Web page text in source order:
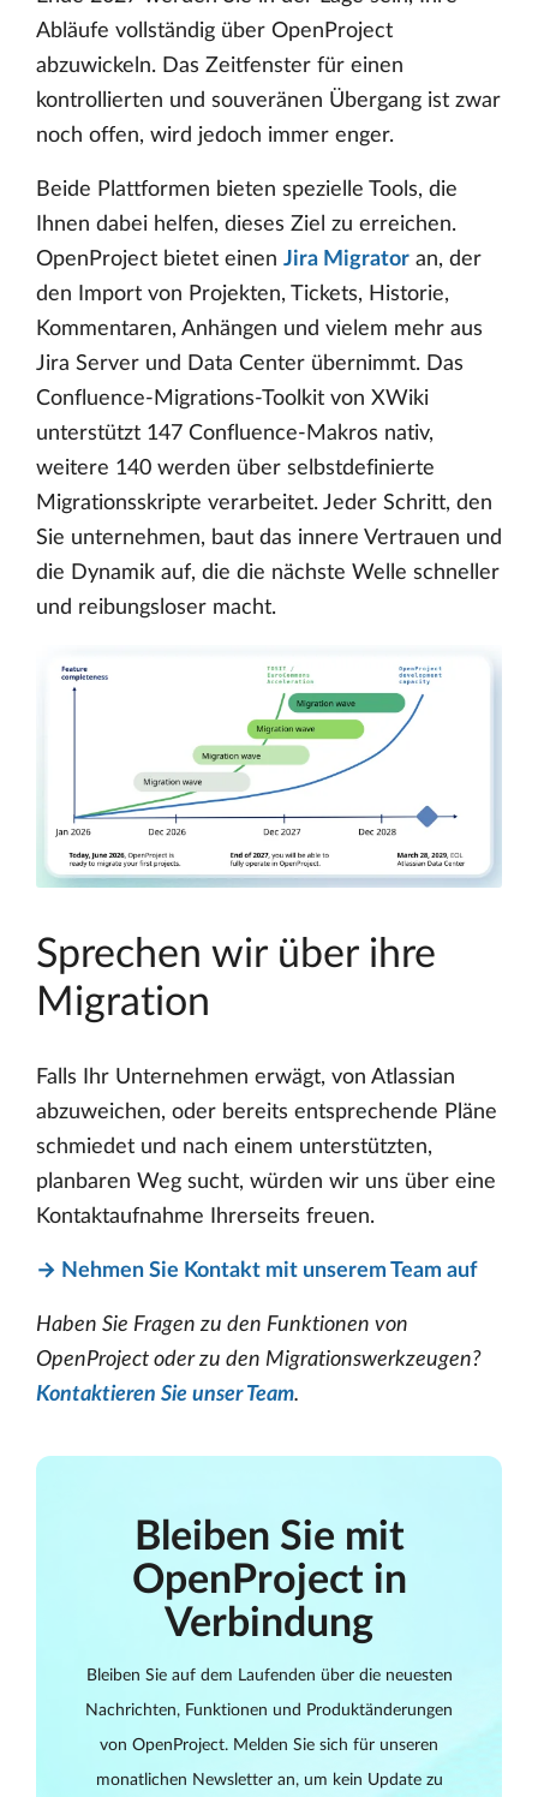
Abläufe vollständig über OpenProject
abzuwickeln. Das Zeitfenster für einen
kontrollierten und souveränen Übergang ist zwar
noch offen, wird jedoch immer enger.
Beide Plattformen bieten spezielle Tools, die
Ihnen dabei helfen, dieses Ziel zu erreichen.
OpenProject bietet einen Jira Migrator an, der
den Import von Projekten, Tickets, Historie,
Kommentaren, Anhängen und vielem mehr aus
Jira Server und Data Center übernimmt. Das
Confluence-Migrations-Toolkit von XWiki
unterstützt 147 Confluence-Makros nativ,
weitere 140 werden über selbstdefinierte
Migrationsskripte verarbeitet. Jeder Schritt, den
Sie unternehmen, baut das innere Vertrauen und
die Dynamik auf, die die nächste Welle schneller
und reibungsloser macht.
Sprechen wir über ihre
Migration
Falls Ihr Unternehmen erwägt, von Atlassian
abzuweichen, oder bereits entsprechende Pläne
schmiedet und nach einem unterstützten,
planbaren Weg sucht, würden wir uns über eine
Kontaktaufnahme Ihrerseits freuen.
→ Nehmen Sie Kontakt mit unserem Team auf
Haben Sie Fragen zu den Funktionen von
OpenProject oder zu den Migrationswerkzeugen?
Kontaktieren Sie unser Team.
Bleiben Sie mit
OpenProject in
Verbindung
Bleiben Sie auf dem Laufenden über die neuesten
Nachrichten, Funktionen und Produktänderungen
von OpenProject. Melden Sie sich für unseren
monatlichen Newsletter an, um kein Update zu